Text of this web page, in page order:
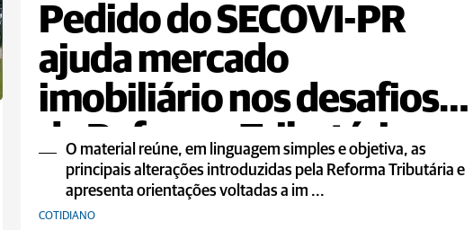
Pedido do SECOVI-PR
ajuda mercado
imobiliário nos desafios
da Reforma Tributária
O material reúne, em linguagem simples e objetiva, as
principais alterações introduzidas pela Reforma Tributária e
apresenta orientações voltadas a im ...
COTIDIANO